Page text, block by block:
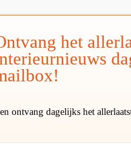
het
ontvang dagelijks het